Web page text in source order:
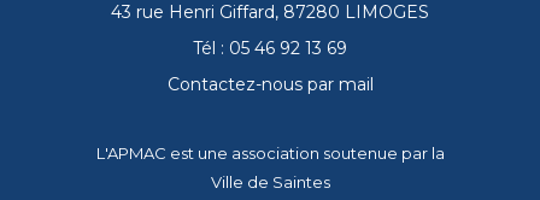
43 rue Henri Giffard, 87280 LIMOGES
Tél : 05 46 92 13 69
Contactez-nous par mail
L'APMAC est une association soutenue par la
Ville de Saintes